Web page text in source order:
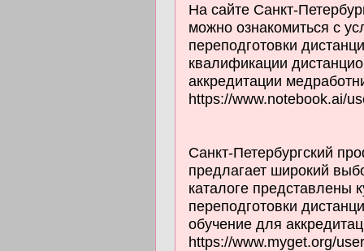
На сайте Санкт-
можно ознакомиться с
переподготовки
квалификации
аккредитации
https://www.notebook.ai/
Санкт-Петербургский
предлагает широкий
каталоге представлены
переподготовки
обучение для
https://www.myget.org/